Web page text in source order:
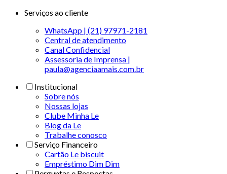
Serviços ao cliente
WhatsApp | (21) 97971-2181
Central de atendimento
Canal Confidencial
Assessoria de Imprensa |
paula@agenciaamais.com.br
Institucional
Sobre nós
Nossas lojas
Clube Minha Le
Blog da Le
Trabalhe conosco
Serviço Financeiro
Cartão Le biscuit
Empréstimo Dim Dim